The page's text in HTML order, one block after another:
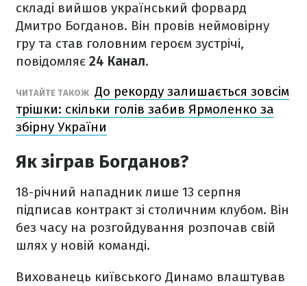
складі вийшов український форвард
Дмитро Богданов. Він провів неймовірну
гру та став головним героєм зустрічі,
повідомляє 24 Канал.
ЧИТАЙТЕ ТАКОЖ До рекорду залишається зовсім
трішки: скільки голів забив Ярмоленко за
збірну України
Як зіграв Богданов?
18-річний нападник лише 13 серпня
підписав контракт зі столичним клубом. Він
без часу на розгойдування розпочав свій
шлях у новій команді.
Вихованець київського Динамо влаштував